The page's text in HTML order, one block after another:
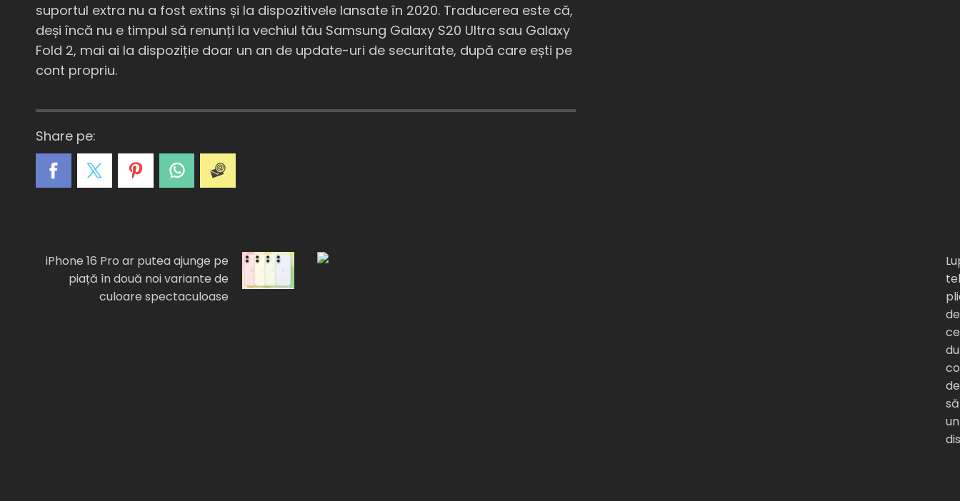
suportul extra nu a fost extins și la dispozitivele lansate în 2020. Traducerea este că,
deși încă nu e timpul să renunți la vechiul tău Samsung Galaxy S20 Ultra sau Galaxy
Fold 2, mai ai la dispoziție doar un an de update-uri de securitate, după care ești pe
cont propriu.
Share pe:
A C E I F
iPhone 16 Pro ar putea ajunge pe
piață în două noi variante de
culoare spectaculoase